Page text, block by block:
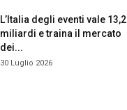
L’Italia degli eventi vale 13,2
miliardi e traina il mercato
dei...
30 Luglio 2026